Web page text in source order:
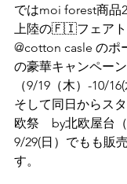
ではmoi forest商品
上陸の🇫🇮フェアト
@cotton casle のポ
の豪華キャンペーン
（9/19（木）-10/16(
そして同日からス
欧祭　by北欧屋台
9/29(日）でもも販
す。